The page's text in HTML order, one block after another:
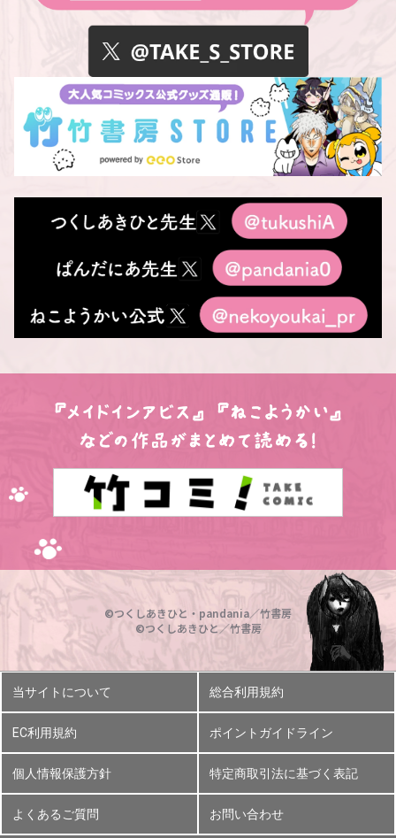
©つくしあきひと・pandania／竹書房
©つくしあきひと／竹書房
当サイトについて 総合利用規約
EC利用規約 ポイントガイドライン
個人情報保護方針 特定商取引法に基づく表記
よくあるご質問 お問い合わせ